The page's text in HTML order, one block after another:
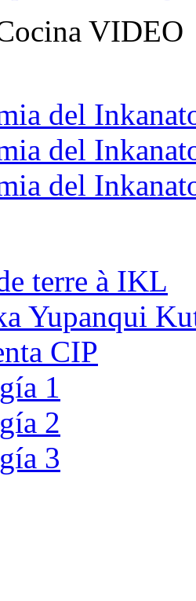
VIDEO
del
del
del
terre à IKL
Yupanqui
CIP
1
2
3